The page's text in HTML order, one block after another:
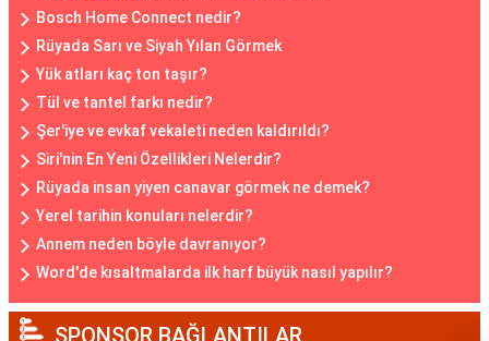
Bosch Home Connect nedir?
Rüyada Sarı ve Siyah Yılan Görmek
Yük atları kaç ton taşır?
Tül ve tantel farkı nedir?
Şer'iye ve evkaf vekaleti neden kaldırıldı?
Siri'nin En Yeni Özellikleri Nelerdir?
Rüyada insan yiyen canavar görmek ne demek?
Yerel tarihin konuları nelerdir?
Annem neden böyle davranıyor?
Word'de kısaltmalarda ilk harf büyük nasıl yapılır?
SPONSOR BAĞLANTILAR